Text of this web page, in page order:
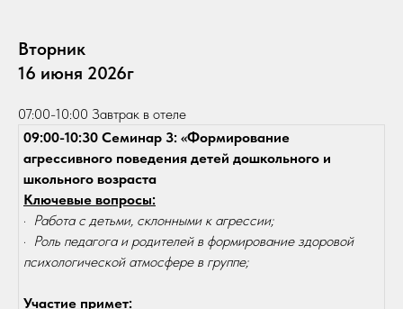
Вторник
16 июня 2026г
07:00-10:00 Завтрак в отеле
09:00-10:30 Семинар 3: «Формирование
агрессивного поведения детей дошкольного и
школьного возраста
Ключевые вопросы:
· Работа с детьми, склонными к агрессии;
· Роль педагога и родителей в формирование здоровой
психологической атмосфере в группе;
Участие примет: